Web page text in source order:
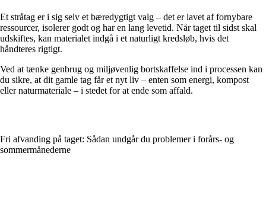
Et stråtag er i sig selv et bæredygtigt valg – det er lavet af fornybare
ressourcer, isolerer godt og har en lang levetid. Når taget til sidst skal
udskiftes, kan materialet indgå i et naturligt kredsløb, hvis det
håndteres rigtigt.
Ved at tænke genbrug og miljøvenlig bortskaffelse ind i processen kan
du sikre, at dit gamle tag får et nyt liv – enten som energi, kompost
eller naturmateriale – i stedet for at ende som affald.
Fri afvanding på taget: Sådan undgår du problemer i forårs- og
sommermånederne